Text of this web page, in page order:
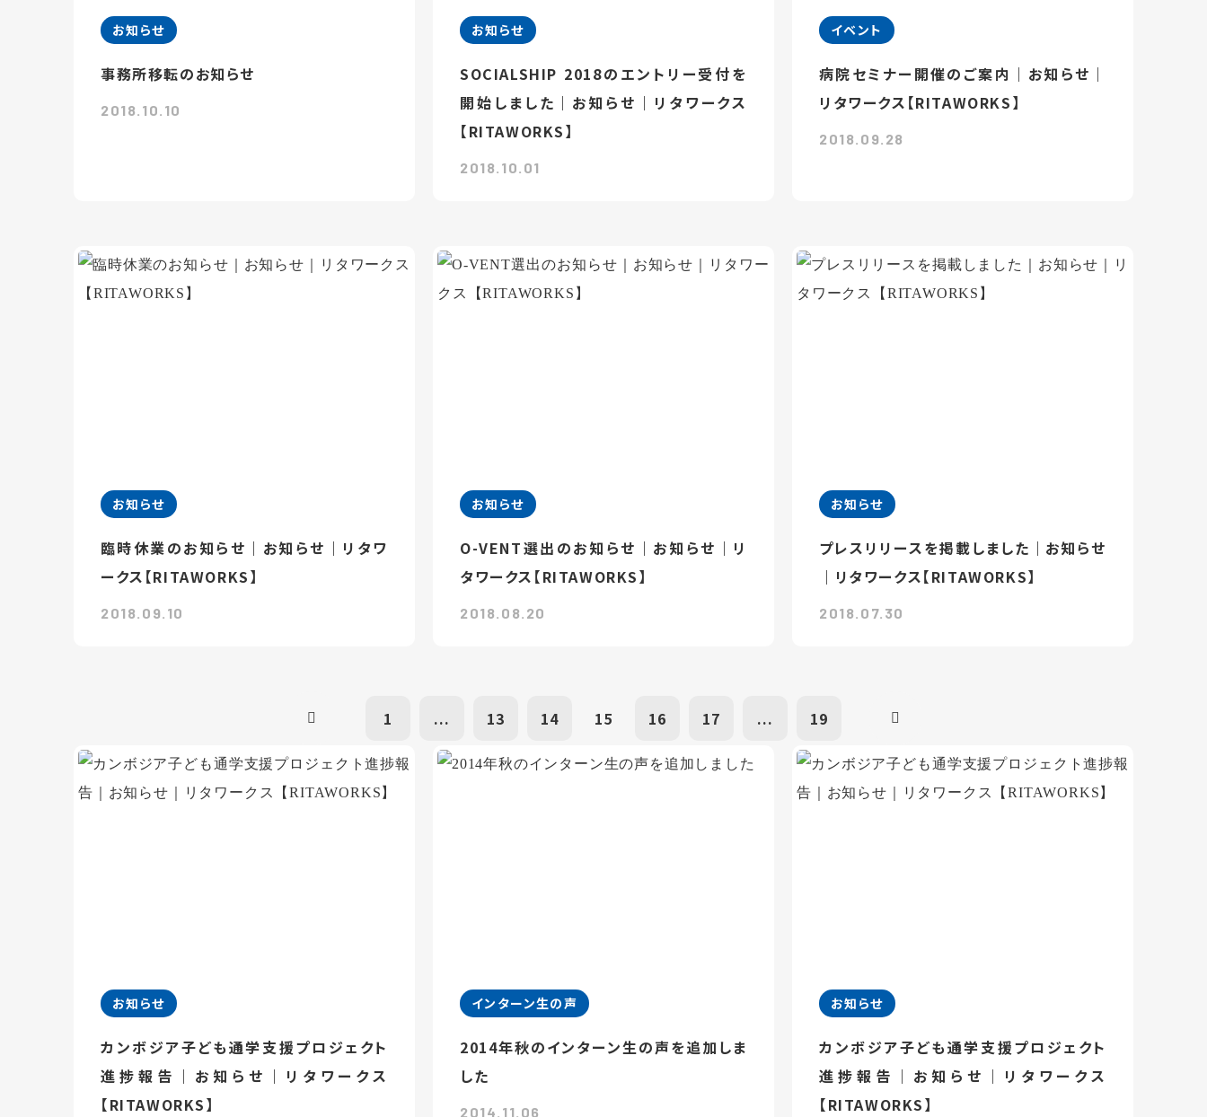
お知らせ
事務所移転のお知らせ
2018.10.10
お知らせ
SOCIALSHIP 2018のエントリー受付を
開始しました｜お知らせ｜リタワークス
【RITAWORKS】
2018.10.01
イベント
病院セミナー開催のご案内｜お知らせ｜
リタワークス【RITAWORKS】
2018.09.28
お知らせ
臨時休業のお知らせ｜お知らせ｜リタワ
ークス【RITAWORKS】
2018.09.10
お知らせ
O-VENT選出のお知らせ｜お知らせ｜リ
タワークス【RITAWORKS】
2018.08.20
お知らせ
プレスリリースを掲載しました｜お知らせ
｜リタワークス【RITAWORKS】
2018.07.30
1 ... 13 14 15 16 17 ... 19
お知らせ
カンボジア子ども通学支援プロジェクト
進捗報告｜お知らせ｜リタワークス
【RITAWORKS】
インターン生の声
2014年秋のインターン生の声を追加しま
した
2014.11.06
お知らせ
カンボジア子ども通学支援プロジェクト
進捗報告｜お知らせ｜リタワークス
【RITAWORKS】